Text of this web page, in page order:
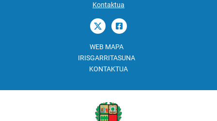
Kontaktua
WEB MAPA
IRISGARRITASUNA
KONTAKTUA